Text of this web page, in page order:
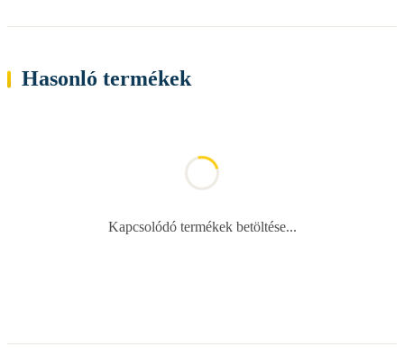
Hasonló termékek
Kapcsolódó termékek betöltése...